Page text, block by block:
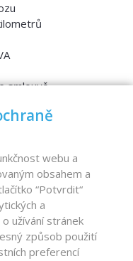
smlouvě
je určen?
webu a
obsahem a
“Potvrdit“
a
užívání stránek
způsob použití
preferencí